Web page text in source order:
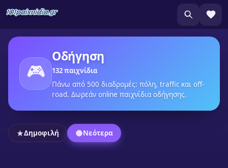
🎮
Οδήγηση
132 παιχνίδια
Πάνω από 500 διαδρομές: πόλη, traffic και off-
road. Δωρεάν online παιχνίδια οδήγησης.
Δημοφιλή Νεότερα